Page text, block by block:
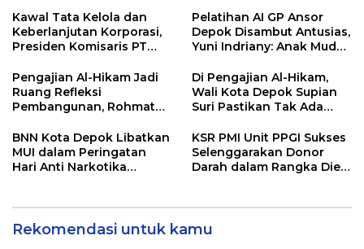
Tinggi Perlu
Menggunakan
PRIMAGEN.id
Ingatkan Spirit Tebar
Manfaat Tanpa Batas
Kawal Tata Kelola dan
Keberlanjutan Korporasi,
Presiden Komisaris PT
Langkah Menuju Pasar
Global
Pelatihan AI GP Ansor
Depok Disambut Antusias,
Yuni Indriany: Anak Muda
Teknologi
Pengajian Al-Hikam Jadi
Ruang Refleksi
Pembangunan, Rohmat
Secara Utuh
Di Pengajian Al-Hikam,
Wali Kota Depok Supian
Suri Pastikan Tak Ada
BNN Kota Depok Libatkan
MUI dalam Peringatan
Hari Anti Narkotika
Pencegahan Dimulai dari
Keluarga
KSR PMI Unit PPGI Sukses
Selenggarakan Donor
Darah dalam Rangka Dies
Rekomendasi untuk kamu